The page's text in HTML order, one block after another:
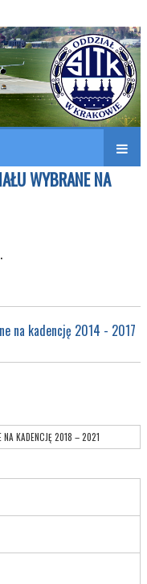
Transportation
WYBRANE NA
.
na kadencję 2014 - 2017
NA KADENCJĘ 2018 – 2021